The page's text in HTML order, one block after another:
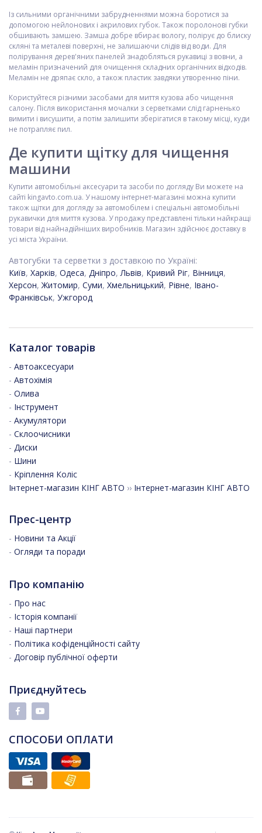
Із сильними органічними забрудненнями можна боротися за
допомогою нейлонових і акрилових губок. Також поролонові губки
обшивають замшею. Замша добре вбирає вологу, полірує до блиску
скляні та металеві поверхні, не залишаючи слідів від води. Для
полірування дерев'яних панелей знадобляться рукавиці з вовни, а
меламін призначений для очищення складних органічних відходів.
Меламін не дряпає скло, а також пластик завдяки утворенню піни.
Користуйтеся різними засобами для миття кузова або чищення
салону. Після використання мочалки з серветками слід гарненько
вимити і висушити, а потім залишити зберігатися в такому місці, куди
не потрапляє пил.
Де купити щітку для чищення
машини
Купити автомобільні аксесуари та засоби по догляду Ви можете на
сайті kingavto.com.ua. У нашому інтернет-магазині можна купити
також щітки для догляду за автомобілем і спеціальні автомобільні
рукавички для миття кузова. У продажу представлені тільки найкращі
товари від найнадійніших виробників. Магазин здійснює доставку в
усі міста України.
Автогубки та серветки з доставкою по Україні:
Київ, Харків, Одеса, Дніпро,Львів, Кривий Ріг, Вінниця,
Херсон,Житомир, Суми, Хмельницький, Рівне, Івано-
Франківськ, Ужгород
Каталог товарів
- Автоаксесуари
- Автохімія
- Олива
- Інструмент
- Акумулятори
- Склоочисники
- Диски
- Шини
- Кріплення Коліс
Інтернет-магазин КІНГ АВТО ›› Інтернет-магазин КІНГ АВТО
Прес-центр
- Новини та Акції
- Огляди та поради
Про компанію
- Про нас
- Історія компанії
- Наші партнери
- Політика кофіденційності сайту
- Договір публічної оферти
Приєднуйтесь
СПОСОБИ ОПЛАТИ